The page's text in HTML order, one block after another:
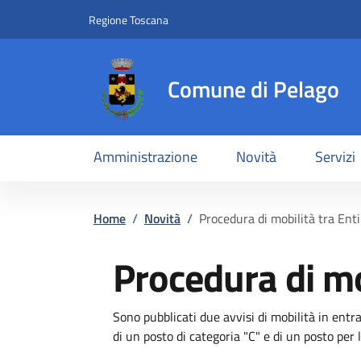
Regione ToscanaSlim top
Comune di Pelago
Amministrazione Novità Servizi
Briciole di pane
Home / Novità / Procedura di mobilità tra Enti
Procedura di
Dettagli
Descrizione breve
Sono pubblicati due avvisi di mobilità in
di un posto di categoria "C" e di un posto per